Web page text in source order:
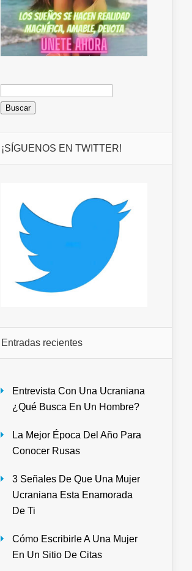
Buscar:
¡SÍGUENOS EN TWITTER!
Entradas recientes
Entrevista Con Una Ucraniana
¿Qué Busca En Un Hombre?
La Mejor Época Del Año Para
Conocer Rusas
3 Señales De Que Una Mujer
Ucraniana Esta Enamorada
De Ti
Cómo Escribirle A Una Mujer
En Un Sitio De Citas